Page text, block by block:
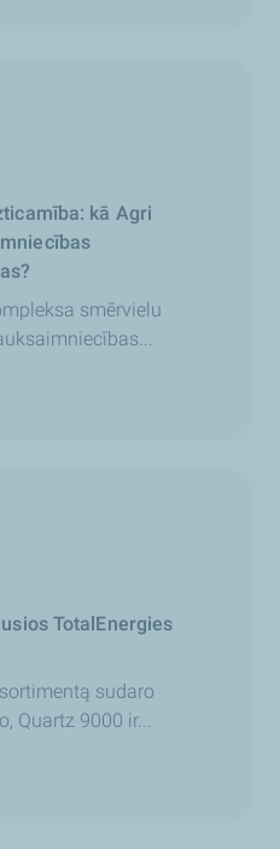
kā Agri
smērvielu
TotalEnergies
sudaro
Quartz 9000 ir...